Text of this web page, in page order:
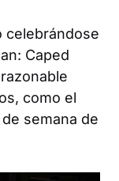
celebrándose
Caped
como el
semana de